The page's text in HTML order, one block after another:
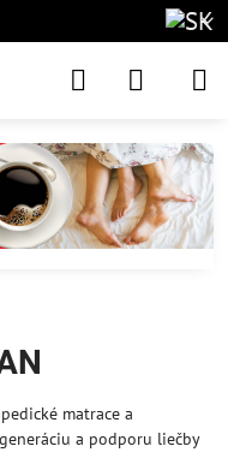
matrace a
a podporu liečby